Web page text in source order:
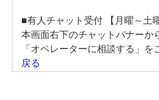
■有人チャット受付 【月曜～土
本画面右下のチャットバナーか
「オペレーターに相談する」を
戻る